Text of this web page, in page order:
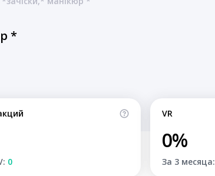
*
0
VR
0%
За 3 месяца: